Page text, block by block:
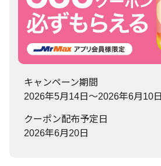
キャンペーン期間
2026年5月14日～2026年6月10日
クーポン配布予定日
2026年6月20日